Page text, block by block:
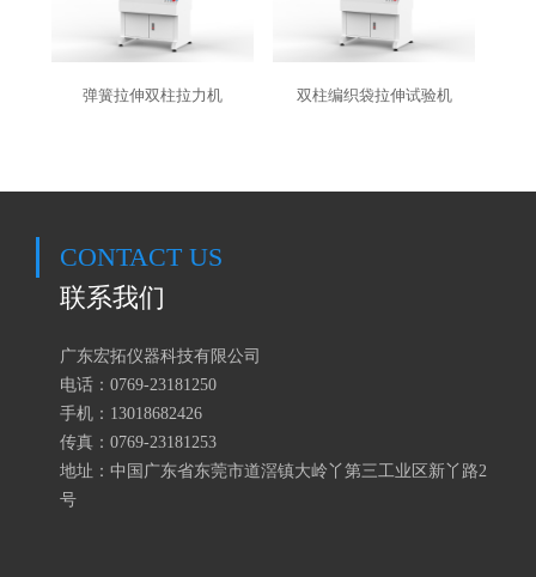
弹簧拉伸双柱拉力机 双柱编织袋拉伸试验机
CONTACT US
联系我们
广东宏拓仪器科技有限公司
电话：0769-23181250
手机： 13018682426
传真：0769-23181253
地址：中国广东省东莞市道滘镇大岭丫第三工业区新丫路2
号